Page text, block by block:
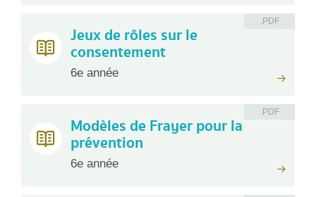
.PDF
Jeux de rôles sur le
consentement
6e année
.PDF
Modèles de Frayer pour la
prévention
6e année